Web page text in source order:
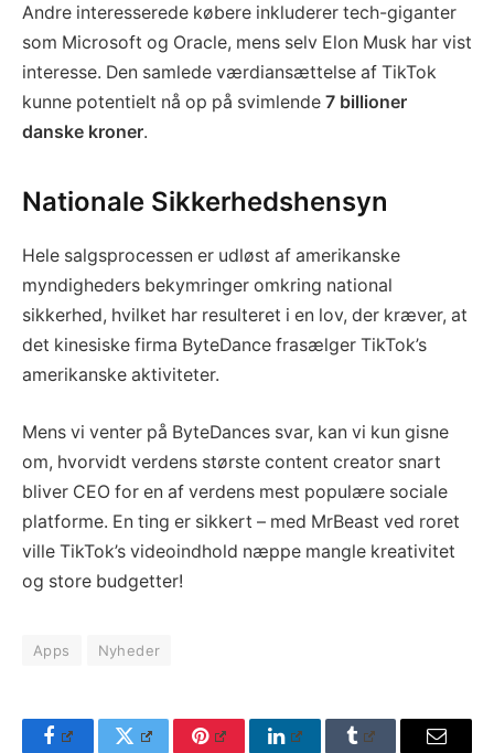
Andre interesserede købere inkluderer tech-giganter
som Microsoft og Oracle, mens selv Elon Musk har vist
interesse. Den samlede værdiansættelse af TikTok
kunne potentielt nå op på svimlende 7 billioner
danske kroner.
Nationale Sikkerhedshensyn
Hele salgsprocessen er udløst af amerikanske
myndigheders bekymringer omkring national
sikkerhed, hvilket har resulteret i en lov, der kræver, at
det kinesiske firma ByteDance frasælger TikTok’s
amerikanske aktiviteter.
Mens vi venter på ByteDances svar, kan vi kun gisne
om, hvorvidt verdens største content creator snart
bliver CEO for en af verdens mest populære sociale
platforme. En ting er sikkert – med MrBeast ved roret
ville TikTok’s videoindhold næppe mangle kreativitet
og store budgetter!
Apps Nyheder